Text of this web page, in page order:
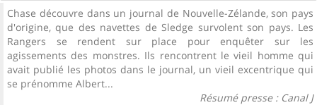
Chase découvre dans un journal de Nouvelle-Zélande, son pays
d'origine, que des navettes de Sledge survolent son pays. Les
Rangers se rendent sur place pour enquêter sur les
agissements des monstres. Ils rencontrent le vieil homme qui
avait publié les photos dans le journal, un vieil excentrique qui
se prénomme Albert...
Résumé presse : Canal J